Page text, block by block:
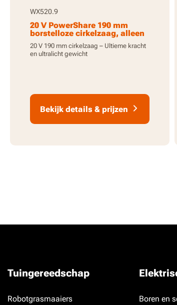
WX520.9
20 V PowerShare 190 mm
borstelloze cirkelzaag, alleen
body
20 V 190 mm cirkelzaag – Ultieme kracht
en ultralicht gewicht
Bekijk details & prijzen
Tuingereedschap
Robotgrasmaaiers Boren en